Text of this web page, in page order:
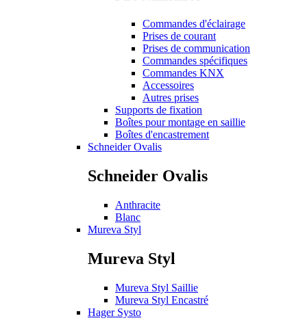
Commandes d'éclairage
Prises de courant
Prises de communication
Commandes spécifiques
Commandes KNX
Accessoires
Autres prises
Supports de fixation
Boîtes pour montage en saillie
Boîtes d'encastrement
Schneider Ovalis
Schneider Ovalis
Anthracite
Blanc
Mureva Styl
Mureva Styl
Mureva Styl Saillie
Mureva Styl Encastré
Hager Systo